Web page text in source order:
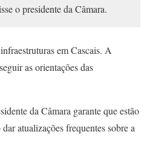
o presidente da Câmara.
em Cascais. A
as orientações das
da Câmara garante que estão
atualizações frequentes sobre a